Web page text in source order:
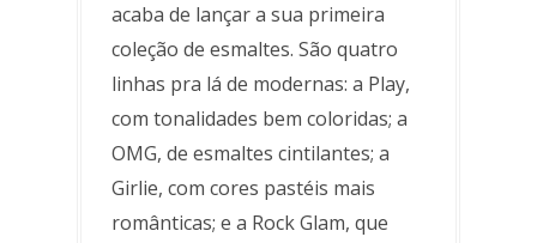
acaba de lançar a sua primeira
coleção de esmaltes. São quatro
linhas pra lá de modernas: a Play,
com tonalidades bem coloridas; a
OMG, de esmaltes cintilantes; a
Girlie, com cores pastéis mais
românticas; e a Rock Glam, que